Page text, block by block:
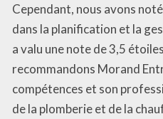
Cependant, nous avons
dans la planification et la
a valu une note de 3,5
recommandons Morand
compétences et son
de la plomberie et de la